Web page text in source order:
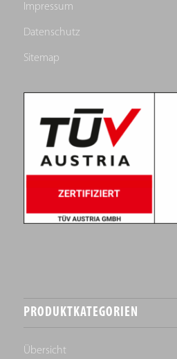
Impressum
Datenschutz
Sitemap
PRODUKTKATEGORIEN
Übersicht